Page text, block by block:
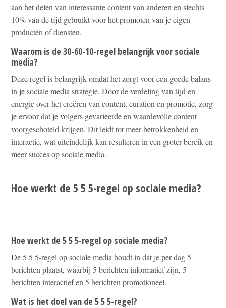
aan het delen van interessante content van anderen en slechts
10% van de tijd gebruikt voor het promoten van je eigen
producten of diensten.
Waarom is de 30-60-10-regel belangrijk voor sociale
media?
Deze regel is belangrijk omdat het zorgt voor een goede balans
in je sociale media strategie. Door de verdeling van tijd en
energie over het creëren van content, curation en promotie, zorg
je ervoor dat je volgers gevarieerde en waardevolle content
voorgeschoteld krijgen. Dit leidt tot meer betrokkenheid en
interactie, wat uiteindelijk kan resulteren in een groter bereik en
meer succes op sociale media.
Hoe werkt de 5 5 5-regel op sociale media?
Hoe werkt de 5 5 5-regel op sociale media?
De 5 5 5-regel op sociale media houdt in dat je per dag 5
berichten plaatst, waarbij 5 berichten informatief zijn, 5
berichten interactief en 5 berichten promotioneel.
Wat is het doel van de 5 5 5-regel?